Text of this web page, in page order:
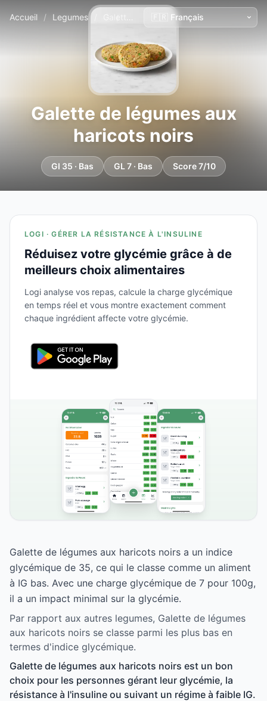
Accueil / Legumes
Galette de légumes aux
haricots noirs
GI 35 · Bas GL 7 · Bas Score 7/10
LOGI · GÉRER LA RÉSISTANCE À L'INSULINE
Réduisez votre glycémie grâce à de
meilleurs choix alimentaires
Logi analyse vos repas, calcule la charge glycémique
en temps réel et vous montre exactement comment
chaque ingrédient affecte votre glycémie.
Galette de légumes aux haricots noirs a un indice
glycémique de 35, ce qui le classe comme un aliment
à IG bas. Avec une charge glycémique de 7 pour 100g,
il a un impact minimal sur la glycémie.
Par rapport aux autres legumes, Galette de légumes
aux haricots noirs se classe parmi les plus bas en
termes d'indice glycémique.
Galette de légumes aux haricots noirs est un bon
choix pour les personnes gérant leur glycémie, la
résistance à l'insuline ou suivant un régime à faible IG.